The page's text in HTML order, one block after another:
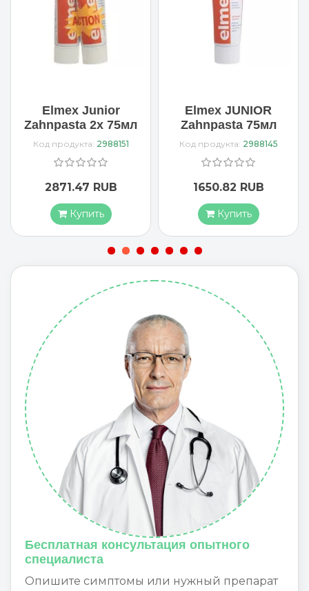
Elmex Junior
Zahnpasta 2x 75мл
Код продукта: 2988151
2871.47 RUB
Купить
Elmex JUNIOR
Zahnpasta 75мл
Код продукта: 2988145
1650.82 RUB
Купить
Бесплатная консультация опытного
специалиста
Опишите симптомы или нужный препарат